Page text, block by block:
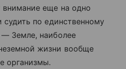
внимание еще на одно
судить по единственному
Земле, наиболее
жизни вообще
организмы.